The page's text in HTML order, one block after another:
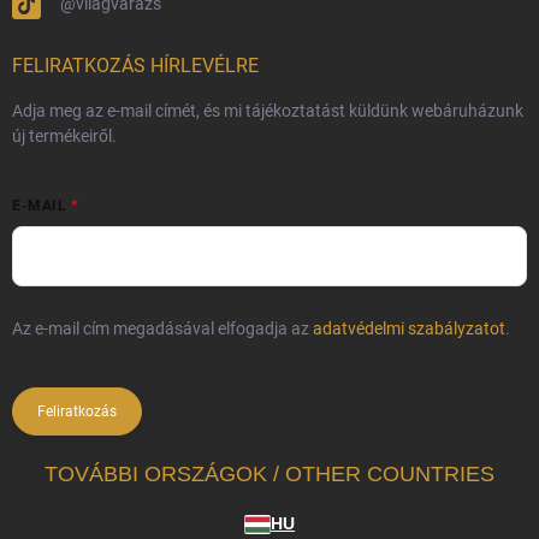
FELIRATKOZÁS HÍRLEVÉLRE
Adja meg az e-mail címét, és mi tájékoztatást küldünk webáruházunk
új termékeiről.
E-MAIL
Az e-mail cím megadásával elfogadja azadatvédelmi szabályzatot.
Feliratkozás
TOVÁBBI ORSZÁGOK / OTHER COUNTRIES
HU